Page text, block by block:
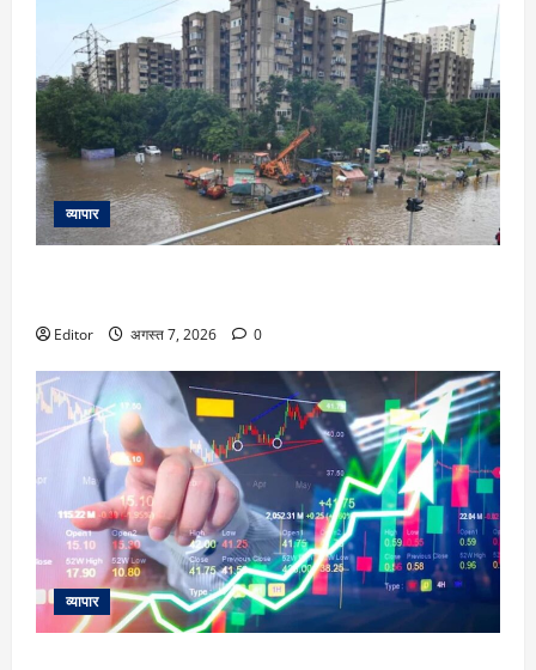
व्यापार
Editor अगस्त 7, 2026 0
व्यापार